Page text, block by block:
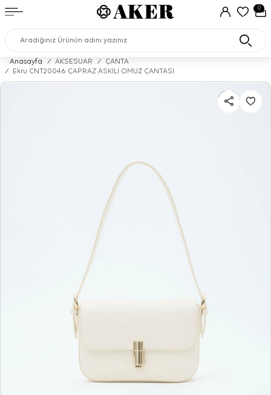
0
Anasayfa / AKSESUAR /
ÇANTA
/
Ekru CNT20046 ÇAPRAZ ASKILI OMUZ ÇANTASI